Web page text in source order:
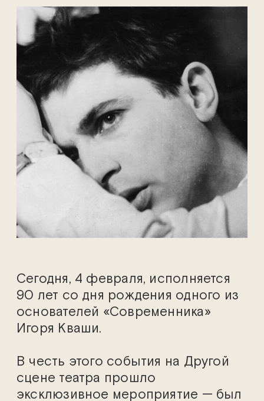
Сегодня, 4 февраля, исполняется
90 лет со дня рождения одного из
основателей «Современника»
Игоря Кваши.
В честь этого события на Другой
сцене театра прошло
эксклюзивное мероприятие — был